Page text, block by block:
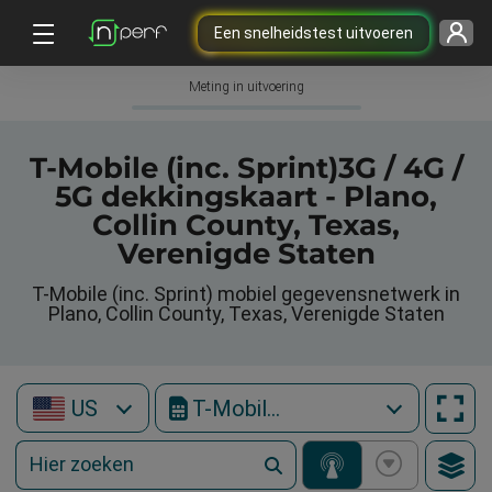
Een snelheidstest uitvoeren
Meting in uitvoering
T-Mobile (inc. Sprint)3G / 4G /
5G dekkingskaart - Plano,
Collin County, Texas,
Verenigde Staten
T-Mobile (inc. Sprint) mobiel gegevensnetwerk in
Plano, Collin County, Texas, Verenigde Staten
US T-Mobile (inc. Sprint)